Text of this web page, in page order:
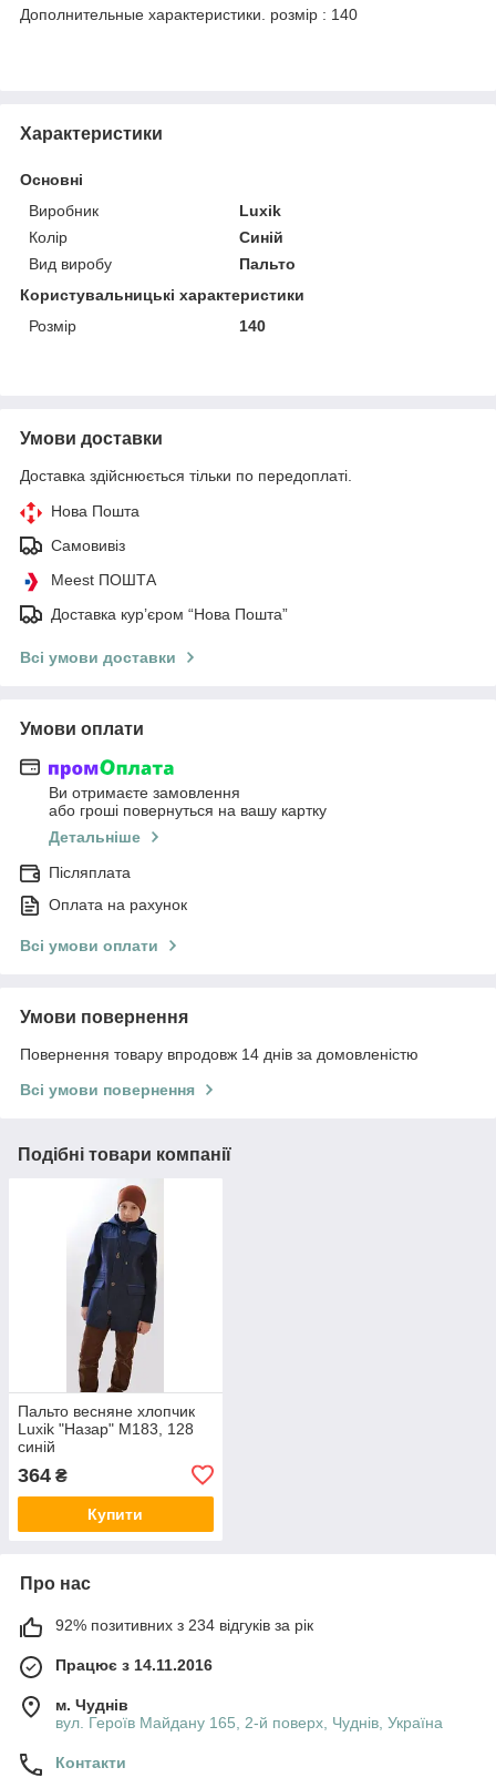
Дополнительные характеристики. розмір : 140
Характеристики
Основні
Виробник
Luxik
Колір
Синій
Вид виробу
Пальто
Користувальницькі характеристики
Розмір
140
Умови доставки
Доставка здійснюється тільки по передоплаті.
Нова Пошта
Самовивіз
Meest ПОШТА
Доставка кур’єром “Нова Пошта”
Всі умови доставки
Умови оплати
Ви отримаєте замовлення
або гроші повернуться на вашу картку
Детальніше
Післяплата
Оплата на рахунок
Всі умови оплати
Умови повернення
Повернення товару впродовж 14 днів за домовленістю
Всі умови повернення
Подібні товари компанії
Пальто весняне хлопчик
Luxik "Назар" М183, 128
синій
364 ₴
Купити
Про нас
92% позитивних з 234 відгуків за рік
Працює з 14.11.2016
м. Чуднів
вул. Героїв Майдану 165, 2-й поверх, Чуднів, Україна
Контакти